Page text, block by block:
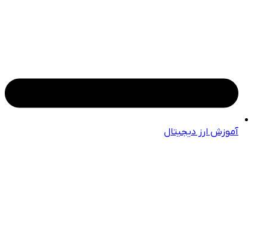
آموزش ارز دیجیتال